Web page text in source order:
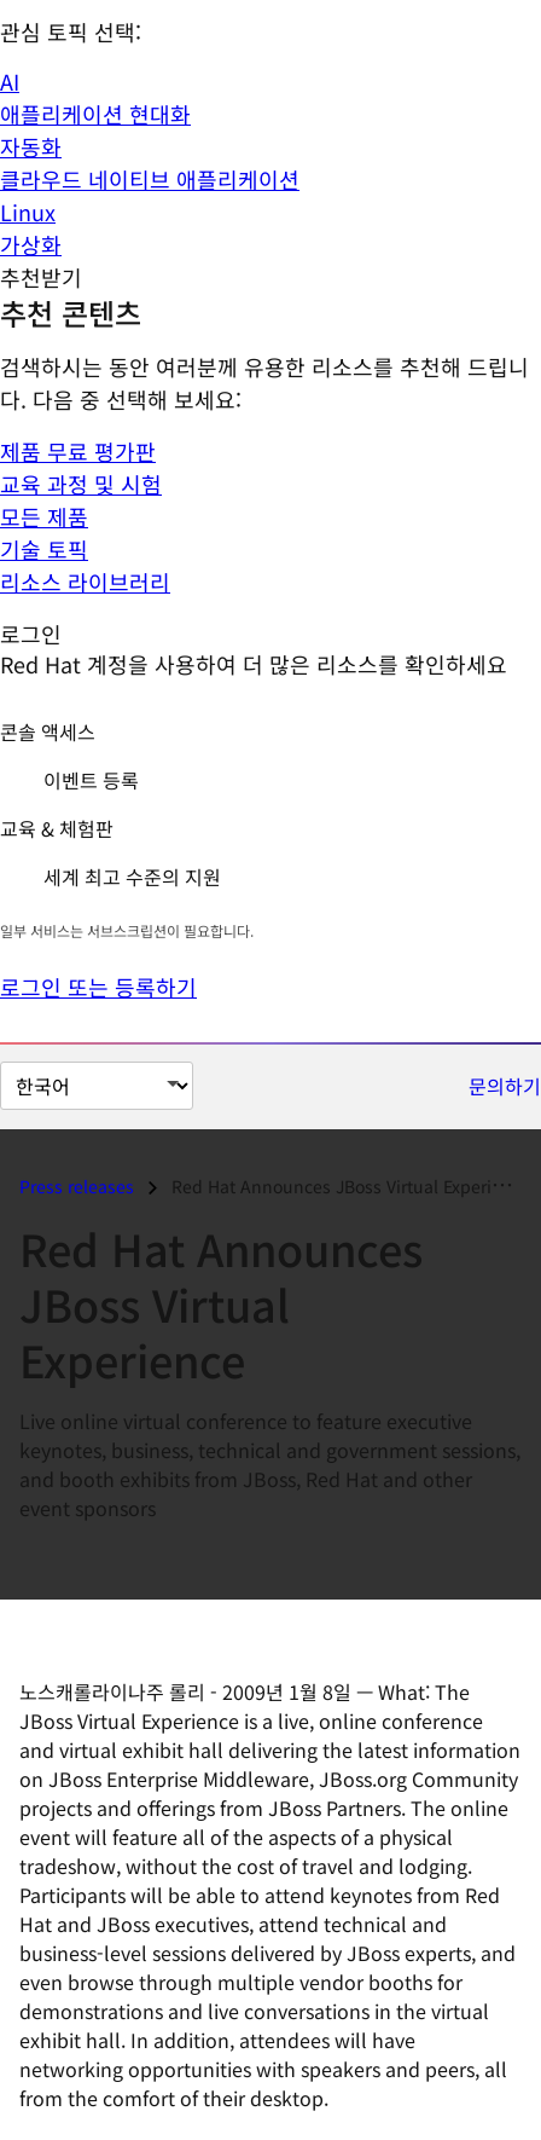
관심 토픽 선택:
AI
애플리케이션 현대화
자동화
클라우드 네이티브 애플리케이션
Linux
가상화
추천받기
추천 콘텐츠
검색하시는 동안 여러분께 유용한 리소스를 추천해 드립니
다. 다음 중 선택해 보세요:
제품 무료 평가판
교육 과정 및 시험
모든 제품
기술 토픽
리소스 라이브러리
로그인
Red Hat 계정을 사용하여 더 많은 리소스를 확인하세요
콘솔 액세스
이벤트 등록
교육 & 체험판
세계 최고 수준의 지원
일부 서비스는 서브스크립션이 필요합니다.
로그인 또는 등록하기
페
이
문의하기
Press releases Red Hat Announces JBoss Virtual Experience...
Red Hat Announces
JBoss Virtual
Experience
Live online virtual conference to feature executive
keynotes, business, technical and government sessions,
and booth exhibits from JBoss, Red Hat and other
event sponsors
노스캐롤라이나주 롤리 - 2009년 1월 8일 —What: The
JBoss Virtual Experience is a live, online conference
and virtual exhibit hall delivering the latest information
on JBoss Enterprise Middleware, JBoss.org Community
projects and offerings from JBoss Partners. The online
event will feature all of the aspects of a physical
tradeshow, without the cost of travel and lodging.
Participants will be able to attend keynotes from Red
Hat and JBoss executives, attend technical and
business-level sessions delivered by JBoss experts, and
even browse through multiple vendor booths for
demonstrations and live conversations in the virtual
exhibit hall. In addition, attendees will have
networking opportunities with speakers and peers, all
from the comfort of their desktop.